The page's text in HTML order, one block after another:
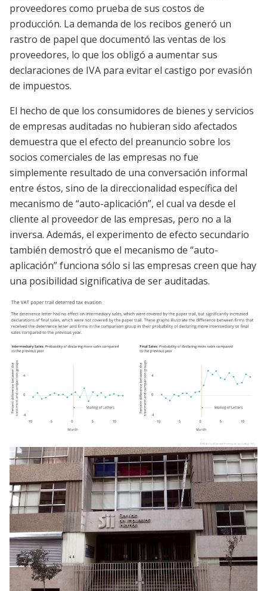
proveedores como prueba de sus costos de
producción. La demanda de los recibos generó un
rastro de papel que documentó las ventas de los
proveedores, lo que los obligó a aumentar sus
declaraciones de IVA para evitar el castigo por evasión
de impuestos.
El hecho de que los consumidores de bienes y servicios
de empresas auditadas no hubieran sido afectados
demuestra que el efecto del preanuncio sobre los
socios comerciales de las empresas no fue
simplemente resultado de una conversación informal
entre éstos, sino de la direccionalidad específica del
mecanismo de “auto-aplicación”, el cual va desde el
cliente al proveedor de las empresas, pero no a la
inversa. Además, el experimento de efecto secundario
también demostró que el mecanismo de “auto-
aplicación” funciona sólo si las empresas creen que hay
una posibilidad significativa de ser auditadas.